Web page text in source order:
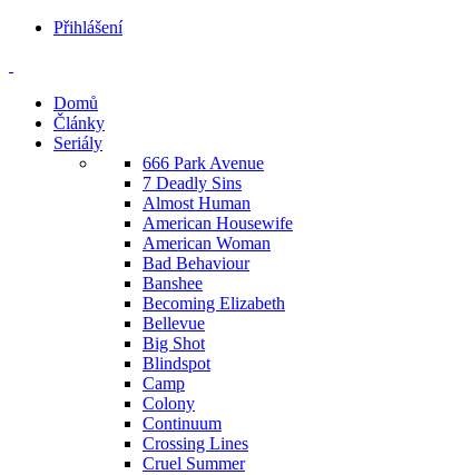
Přihlášení
Domů
Články
Seriály
666 Park Avenue
7 Deadly Sins
Almost Human
American Housewife
American Woman
Bad Behaviour
Banshee
Becoming Elizabeth
Bellevue
Big Shot
Blindspot
Camp
Colony
Continuum
Crossing Lines
Cruel Summer